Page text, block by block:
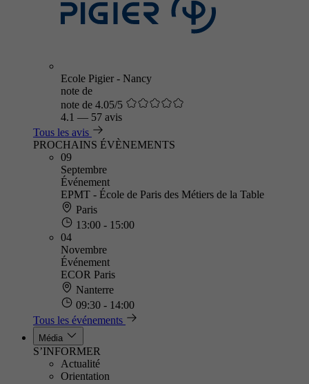
Ecole Pigier - Nancy
note de
note de 4.05/5
4.1 — 57 avis
Tous les avis
PROCHAINS ÉVÈNEMENTS
09
Septembre
Événement
EPMT - École de Paris des Métiers de la Table
Paris
13:00 - 15:00
04
Novembre
Événement
ECOR Paris
Nanterre
09:30 - 14:00
Tous les événements
Média
S’INFORMER
Actualité
Orientation